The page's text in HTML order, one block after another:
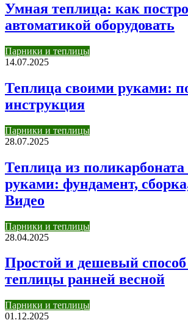
Умная теплица: как
автоматикой оборудовать
Парники и теплицы
14.07.2025
Теплица своими руками:
инструкция
Парники и теплицы
28.07.2025
Теплица из
руками: фундамент,
Видео
Парники и теплицы
28.04.2025
Простой и дешевый способ
теплицы ранней весной
Парники и теплицы
01.12.2025